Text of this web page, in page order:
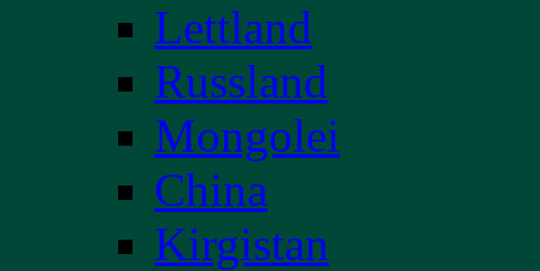
Lettland
Russland
Mongolei
China
Kirgistan